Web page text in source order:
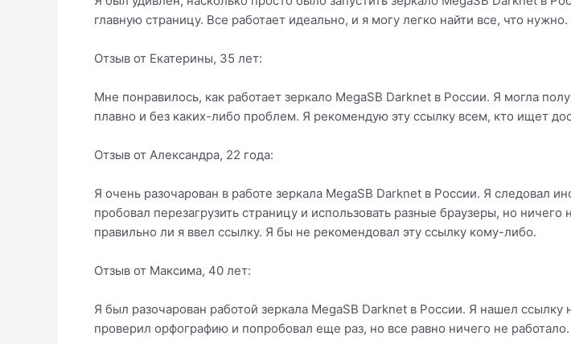
главную страницу. Все работает идеально, и я могу легко найти все, что
Отзыв от Екатерины, 35 лет:
Мне понравилось, как работает зеркало MegaSB Darknet в России. Я могла
плавно и без каких-либо проблем. Я рекомендую эту ссылку всем, кто ищет
Отзыв от Александра, 22 года:
Я очень разочарован в работе зеркала MegaSB Darknet в России. Я следовал
пробовал перезагрузить страницу и использовать разные браузеры, но
правильно ли я ввел ссылку. Я бы не рекомендовал эту ссылку кому-либо.
Отзыв от Максима, 40 лет:
Я был разочарован работой зеркала MegaSB Darknet в России. Я нашел ссылку
проверил орфографию и попробовал еще раз, но все равно ничего не